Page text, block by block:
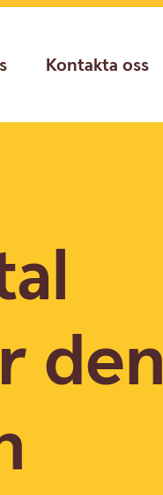
Kontakta oss
den